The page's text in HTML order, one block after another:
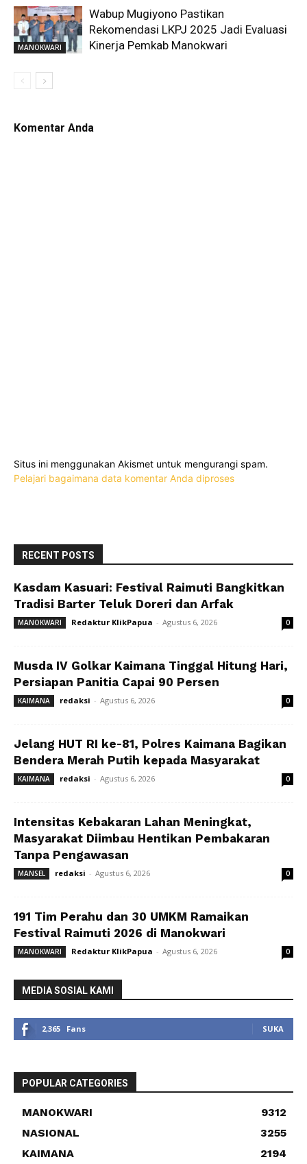
MANOKWARI
Wabup Mugiyono Pastikan
Rekomendasi LKPJ 2025 Jadi Evaluasi
Kinerja Pemkab Manokwari
Komentar Anda
Situs ini menggunakan Akismet untuk mengurangi spam.
Pelajari bagaimana data komentar Anda diproses
RECENT POSTS
Kasdam Kasuari: Festival Raimuti Bangkitkan
Tradisi Barter Teluk Doreri dan Arfak
MANOKWARI Redaktur KlikPapua - Agustus 6, 2026 0
Musda IV Golkar Kaimana Tinggal Hitung Hari,
Persiapan Panitia Capai 90 Persen
KAIMANA redaksi - Agustus 6, 2026 0
Jelang HUT RI ke-81, Polres Kaimana Bagikan
Bendera Merah Putih kepada Masyarakat
KAIMANA redaksi - Agustus 6, 2026 0
Intensitas Kebakaran Lahan Meningkat,
Masyarakat Diimbau Hentikan Pembakaran
Tanpa Pengawasan
MANSEL redaksi - Agustus 6, 2026 0
191 Tim Perahu dan 30 UMKM Ramaikan
Festival Raimuti 2026 di Manokwari
MANOKWARI Redaktur KlikPapua - Agustus 6, 2026 0
MEDIA SOSIAL KAMI
2,365 Fans SUKA
POPULAR CATEGORIES
MANOKWARI
9312
NASIONAL
3255
KAIMANA
2194